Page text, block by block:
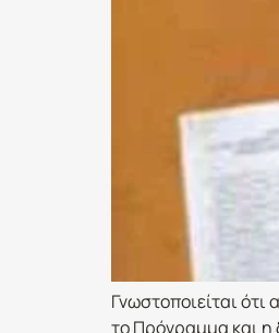
Γνωστοποιείται
το Πρόγραμμα και η